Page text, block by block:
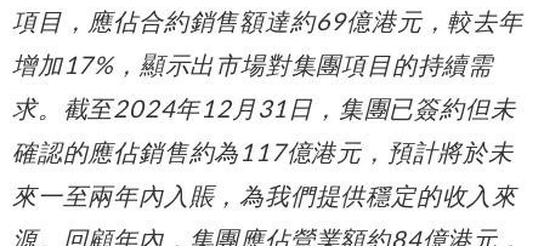
項目，應佔合約銷售額達約69億港元，較去年
增加17%，顯示出市場對集團項目的持續需
求。截至2024年12月31 日，集團已簽約但未
確認的應佔銷售約為117億港元，預計將於未
來一至兩年內入賬，為我們提供穩定的收入來
源。回顧年內，集團應佔營業額約84億港元，